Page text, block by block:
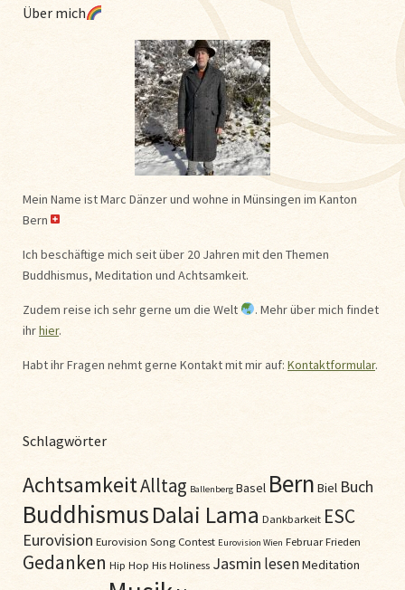
Über mich
Mein Name ist Marc Dänzer und wohne in Münsingen im Kanton
Bern
Ich beschäftige mich seit über 20 Jahren mit den Themen
Buddhismus, Meditation und Achtsamkeit.
Zudem reise ich sehr gerne um die Welt
. Mehr über mich findet
ihrhier.
Habt ihr Fragen nehmt gerne Kontakt mit mir auf: Kontaktformular.
Schlagwörter
AchtsamkeitAlltag Ballenberg Basel Bern Biel Buch
BuddhismusDalai Lama Dankbarkeit ESC
Eurovision Eurovision Song Contest Eurovision Wien FebruarFrieden
Gedanken Hip Hop His Holiness Jasmin lesenMeditation